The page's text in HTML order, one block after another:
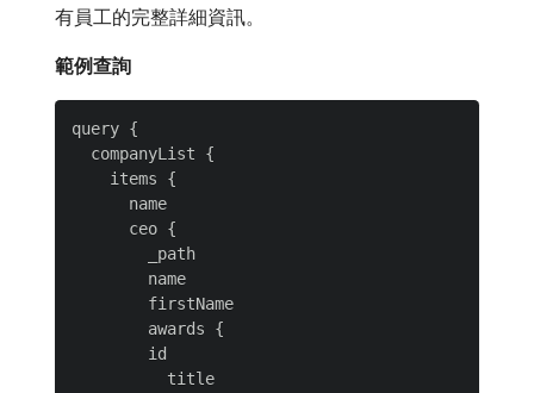
有員工的完整詳細資訊。
範例查詢
query {
  companyList {
    items {
      name
      ceo {
        _path
        name
        firstName
        awards {
        id
          title